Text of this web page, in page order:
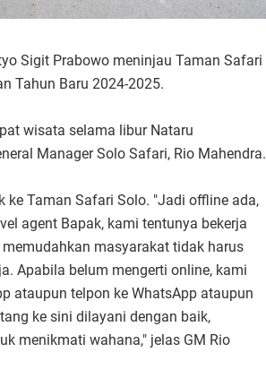
Sigit Prabowo meninjau Taman Safari
Tahun Baru 2024-2025.
wisata selama libur Nataru
Manager Solo Safari, Rio Mahendra.
ke Taman Safari Solo. "Jadi offline ada,
agent Bapak, kami tentunya bekerja
masyarakat tidak harus
Apabila belum mengerti online, kami
ataupun telpon ke WhatsApp ataupun
ke sini dilayani dengan baik,
menikmati wahana," jelas GM Rio